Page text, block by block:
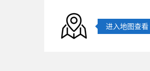
进入地图查看